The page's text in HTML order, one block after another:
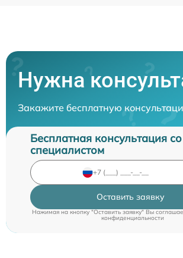
Нужна
Закажите бесплатную
Бесплатная консультация со
специалистом
Оставить заявку
Нажимая на кнопку "Оставить заявку" Вы
конфиденциальности